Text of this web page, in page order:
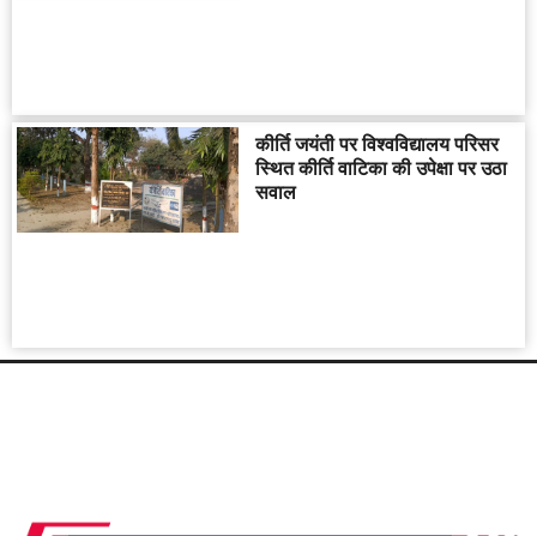
कीर्ति जयंती पर विश्वविद्यालय परिसर
स्थित कीर्ति वाटिका की उपेक्षा पर उठा
सवाल